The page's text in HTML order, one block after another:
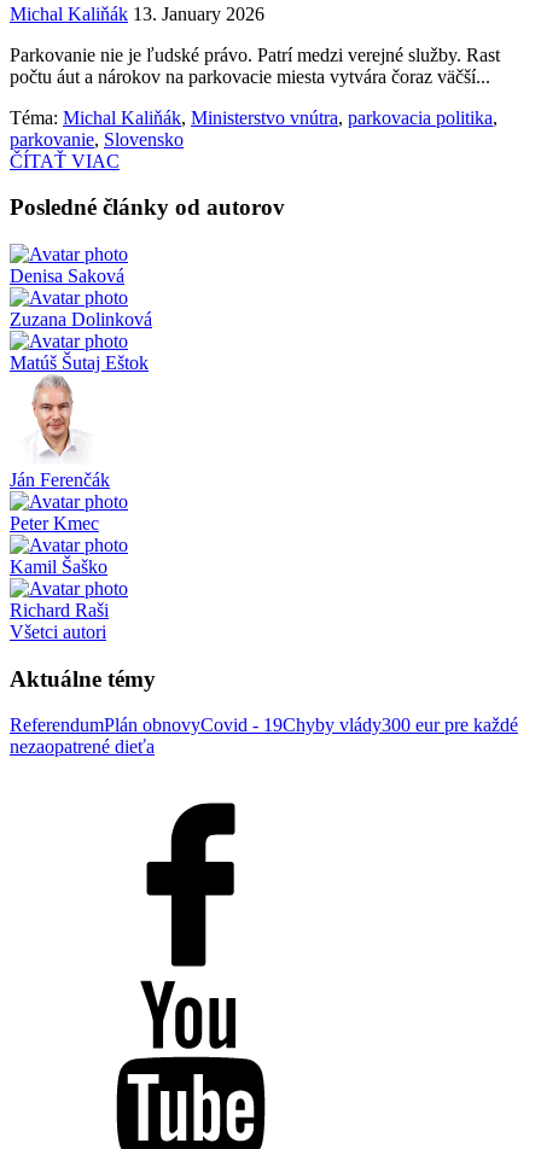
Michal Kaliňák 13. January 2026
Parkovanie nie je ľudské právo. Patrí medzi verejné služby. Rast
počtu áut a nárokov na parkovacie miesta vytvára čoraz väčší...
Téma: Michal Kaliňák, Ministerstvo vnútra, parkovacia politika,
parkovanie, Slovensko
ČÍTAŤ VIAC
Posledné články od autorov
Denisa Saková
Zuzana Dolinková
Matúš Šutaj Eštok
Ján Ferenčák
Peter Kmec
Kamil Šaško
Richard Raši
Všetci autori
Aktuálne témy
ReferendumPlán obnovyCovid - 19Chyby vlády300 eur pre každé
nezaopatrené dieťa